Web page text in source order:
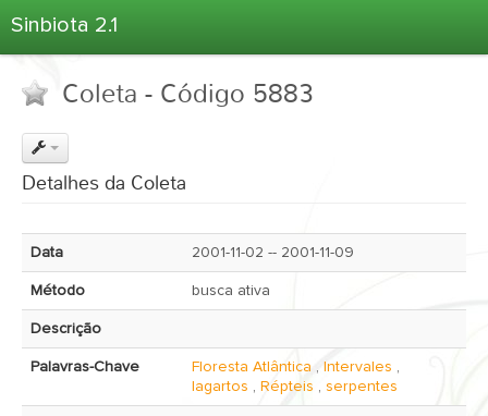
Sinbiota 2.1
Informações Ambientais
Coletas
Atlas 2.1
Estatísticas
Sobre o Sinbiota
Coleta - Código 5883
Detalhes da Coleta
Data 2001-11-02 -- 2001-11-09
Método busca ativa
Descrição
Palavras-Chave Floresta Atlântica , Intervales ,
lagartos , Répteis , serpentes